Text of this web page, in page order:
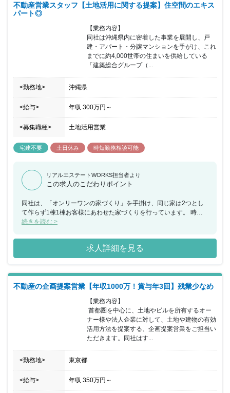
スタッフを募集します。資金計画から土地探し、設計、現場監督、
アフターサービスなど、木造住宅に関する業務を一貫して行ってい
「家づくり」に全力投球できます。現在、男性7名、女性6名のスタ
ッフが在籍しています。同社には地元の施工会社約80社が加盟する
「みなもと会」があり、付き合いの長い業者が多数。新年会やボー
リング大会などを通じて、定期的に交流を図っているので、職人さ
んとのチームワークもバッチリです。また、休日は、水曜日＋日曜
日・祝日となっていますのでご家族と過ごす時間も確保していただ
ける環境でオン・オフを切り替えることができ仕事とプライベート
を充実させることが可能です。自分の思いとお客さまのご要望を反
映させ、納得のいく家を建てたいという熱意の持った方をお待ちし
てます。
不動産営業スタッフ【土地活用に関する提案】住空間のエキス
パート◎
【業務内容】
同社は沖縄県内に密着した事業を展開し、戸
建・アパート・分譲マンションを手がけ、これ
までに約4,000世帯の住まいを供給している
「建築総合グループ（...
<勤務地> 沖縄県
<給与> 年収 300万円 ～
<募集職種> 土地活用営業
宅建不要 土日休み 時短勤務相談可能
リアルエステートWORKS担当者より
この求人のこだわりポイント
同社は、「オンリーワンの家づくり」を手掛け、同じ家は2つとし
て作らず1棟1棟お客様にあわせた家づくりを行っています。 時代
のニーズに合わせた家づくりも行っており、例えばIOT住宅として
駐車スペースの確保・スマートフォンなどのデバイスと連携するな
どニーズに応じて様々な設計を積極的に取り入れています。
続きを読む >
求人詳細を見る
不動産の企画提案営業【年収1000万！賞与年3回】残業少なめ
【業務内容】
ナー様や法人企業に対して、土地や建物の有効
活用方法を提案する、企画提案営業をご担当い
ただきます。同社はす...
<勤務地> 東京都
<給与> 年収 350万円 ～